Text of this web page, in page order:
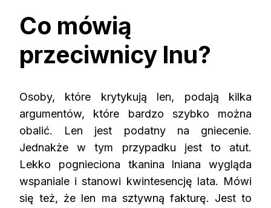
Co mówią
przeciwnicy lnu?
Osoby, które krytykują len, podają kilka
argumentów, które bardzo szybko można
obalić. Len jest podatny na gniecenie.
Jednakże w tym przypadku jest to atut.
Lekko pognieciona tkanina lniana wygląda
wspaniale i stanowi kwintesencję lata. Mówi
się też, że len ma sztywną fakturę. Jest to